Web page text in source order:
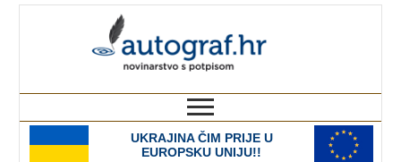
UKRAJINA ČIM PRIJE U
EUROPSKU UNIJU!!